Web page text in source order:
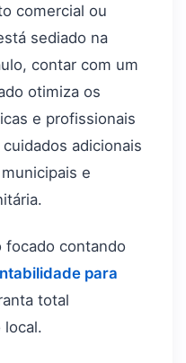
comercial ou
sediado na
contar com um
otimiza os
e profissionais
adicionais
e
focado contando
para
total
local.